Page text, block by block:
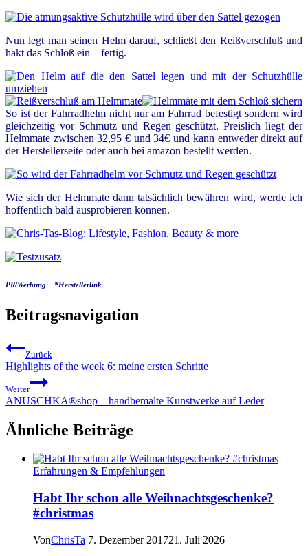
Nun legt man seinen Helm darauf, schließt den Reißverschluß und
hakt das Schloß ein – fertig.
So ist der Fahrradhelm nicht nur am Fahrrad befestigt sondern wird
gleichzeitig vor Schmutz und Regen geschützt. Preislich liegt der
Helmmate zwischen 32,95 € und 34€ und kann entweder direkt auf
der Herstellerseite oder auch bei amazon bestellt werden.
Wie sich der Helmmate dann tatsächlich bewähren wird, werde ich
hoffentlich bald ausprobieren können.
PR/Werbung – *Herstellerlink
Beitragsnavigation
Zurück
Highlights of the week 6: meine ersten Schritte
Weiter
ANUSCHKA®shop – handbemalte Kunstwerke auf Leder
Ähnliche Beiträge
Erfahrungen & Empfehlungen
Habt Ihr schon alle Weihnachtsgeschenke?
#christmas
VonChrisTa 7. Dezember 201721. Juli 2026